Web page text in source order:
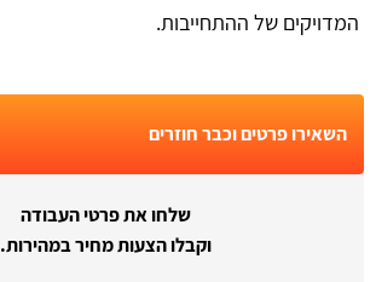
המדויקים של ההתחייבות.
השאירו פרטים וכבר חוזרים
שלחו את פרטי העבודה
וקבלו הצעות מחיר במהירות.